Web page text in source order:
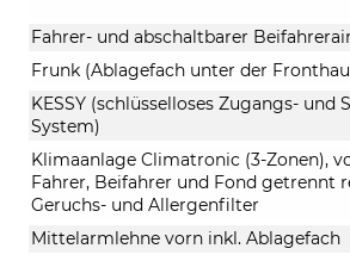
Fahrer- und abschaltbarer
Frunk (Ablagefach unter der
KESSY (schlüsselloses Zugangs- und
System)
Klimaanlage Climatronic (3-Zonen),
Fahrer, Beifahrer und Fond getrennt
Geruchs- und Allergenfilter
Mittelarmlehne vorn inkl. Ablagefach